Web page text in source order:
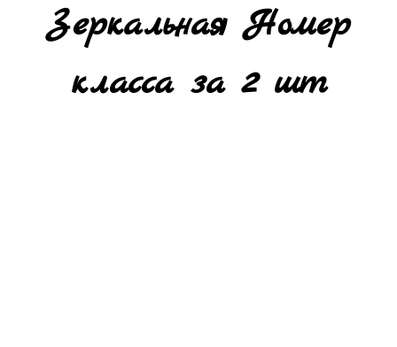
Зеркальная Номер
класса за 2 шт